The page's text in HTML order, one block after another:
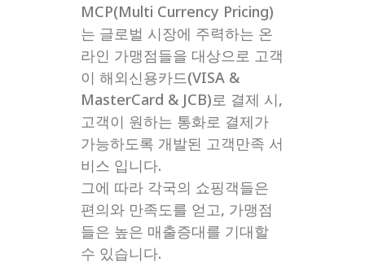
MCP(Multi Currency Pricing)
는 글로벌 시장에 주력하는 온
라인 가맹점들을 대상으로 고객
이 해외신용카드(VISA &
MasterCard & JCB)로 결제 시,
고객이 원하는 통화로 결제가
가능하도록 개발된 고객만족 서
비스 입니다.
그에 따라 각국의 쇼핑객들은
편의와 만족도를 얻고, 가맹점
들은 높은 매출증대를 기대할
수 있습니다.